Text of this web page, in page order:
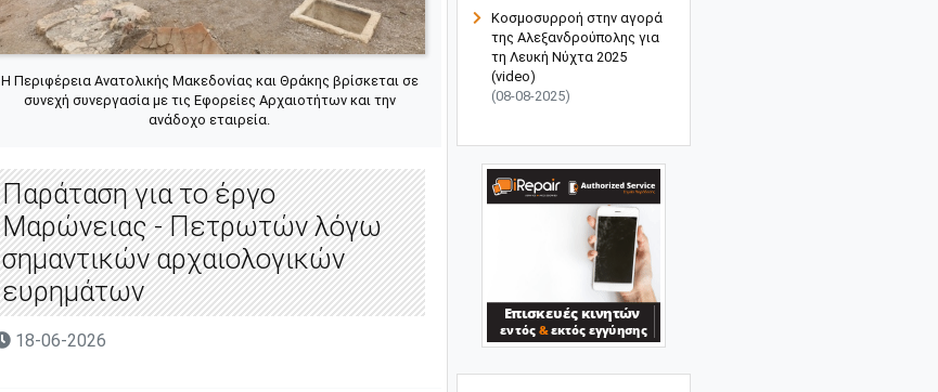
Η Περιφέρεια Ανατολικής Μακεδονίας και Θράκης βρίσκεται σε
συνεχή συνεργασία με τις Εφορείες Αρχαιοτήτων και την
ανάδοχο εταιρεία.
Παράταση για το έργο
Μαρώνειας - Πετρωτών λόγω
σημαντικών αρχαιολογικών
ευρημάτων
18-06-2026
Κοσμοσυρροή στην αγορά
της Αλεξανδρούπολης για
τη Λευκή Νύχτα 2025
(video)
(08-08-2025)